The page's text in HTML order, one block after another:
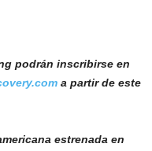
podrán inscribirse en
a partir de este
estrenada en